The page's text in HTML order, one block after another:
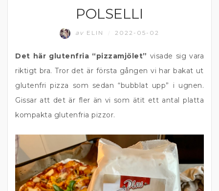
POLSELLI
av ELIN 2022-05-02
Det här glutenfria “pizzamjölet” visade sig vara
riktigt bra. Tror det är första gången vi har bakat ut
glutenfri pizza som sedan “bubblat upp” i ugnen.
Gissar att det är fler än vi som ätit ett antal platta
kompakta glutenfria pizzor.